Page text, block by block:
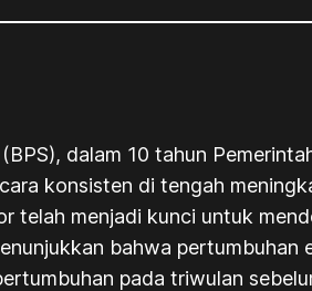
dalam 10 tahun
konsisten di tengah
telah menjadi kunci untuk
bahwa pertumbuhan
pada triwulan